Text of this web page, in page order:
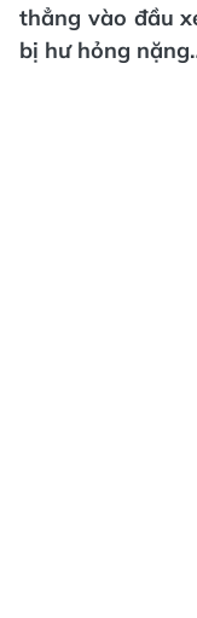
thẳng vào đầu
bị hư hỏng